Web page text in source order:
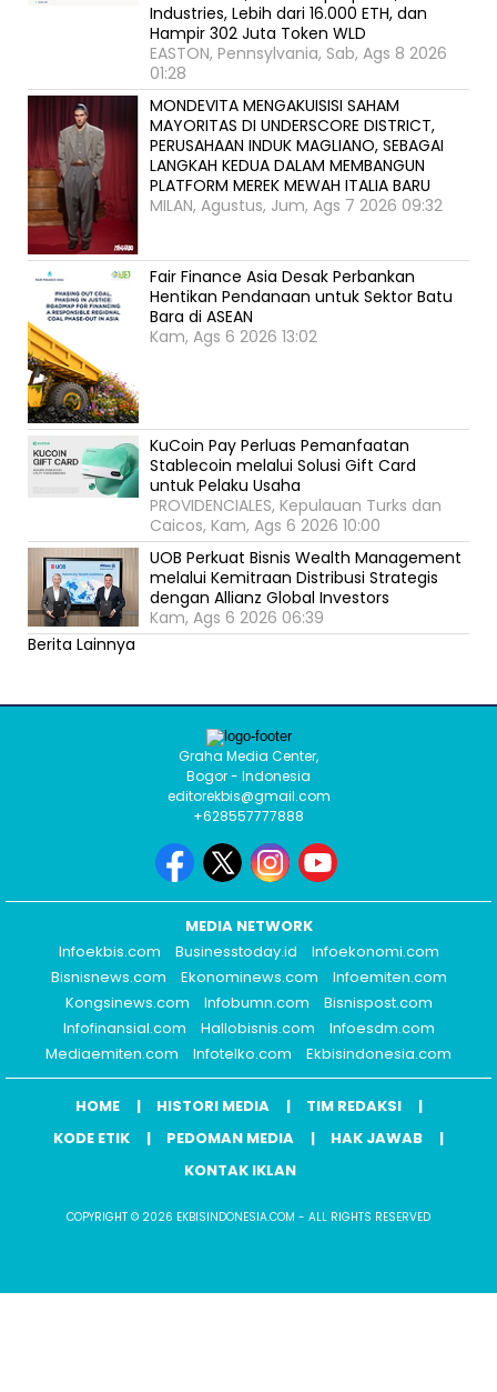
Industries, Lebih dari 16.000 ETH, dan
Hampir 302 Juta Token WLD
EASTON, Pennsylvania, Sab, Ags 8 2026
01:28
MONDEVITA MENGAKUISISI SAHAM
MAYORITAS DI UNDERSCORE DISTRICT,
PERUSAHAAN INDUK MAGLIANO, SEBAGAI
LANGKAH KEDUA DALAM MEMBANGUN
PLATFORM MEREK MEWAH ITALIA BARU
MILAN, Agustus, Jum, Ags 7 2026 09:32
Fair Finance Asia Desak Perbankan
Hentikan Pendanaan untuk Sektor Batu
Bara di ASEAN
Kam, Ags 6 2026 13:02
KuCoin Pay Perluas Pemanfaatan
Stablecoin melalui Solusi Gift Card
untuk Pelaku Usaha
PROVIDENCIALES, Kepulauan Turks dan
Caicos, Kam, Ags 6 2026 10:00
UOB Perkuat Bisnis Wealth Management
melalui Kemitraan Distribusi Strategis
dengan Allianz Global Investors
Kam, Ags 6 2026 06:39
Berita Lainnya
Graha Media Center,
Bogor - Indonesia
editorekbis@gmail.com
+628557777888
MEDIA NETWORK
Infoekbis.com
Businesstoday.id
Infoekonomi.com
Bisnisnews.com
Ekonominews.com
Infoemiten.com
Kongsinews.com
Infobumn.com
Bisnispost.com
Infofinansial.com
Hallobisnis.com
Infoesdm.com
Mediaemiten.com
Infotelko.com Ekbisindonesia.com
HOME HISTORI MEDIA
TIM REDAKSI
KODE ETIK
PEDOMAN MEDIA
HAK JAWAB
KONTAK IKLAN
COPYRIGHT © 2026 EKBISINDONESIA.COM - ALL RIGHTS RESERVED